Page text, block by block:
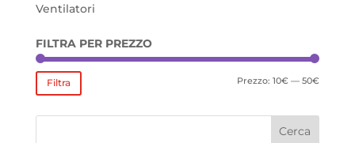
Ventilatori
FILTRA PER PREZZO
Prezzo
Prezzo
Filtra Prezzo:10€ —50€